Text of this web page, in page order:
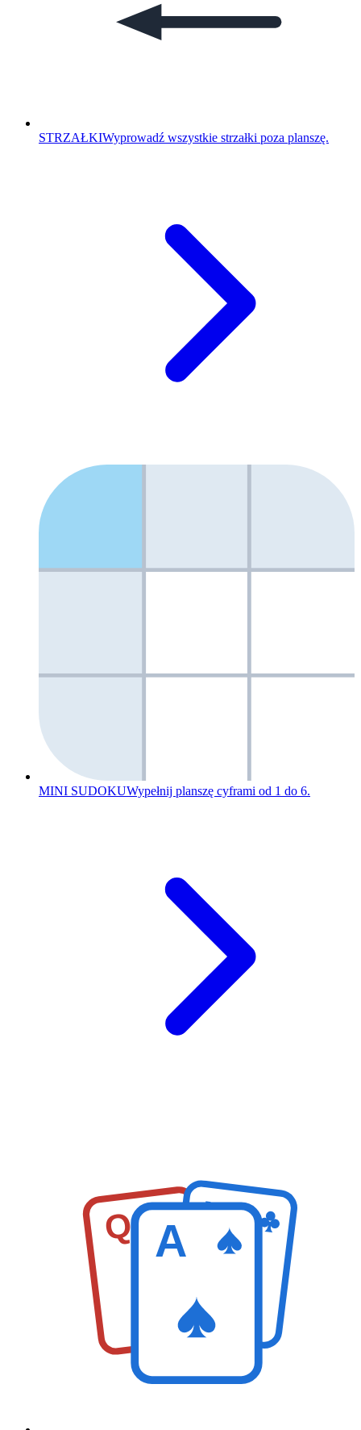
STRZAŁKIWyprowadź wszystkie strzałki poza planszę.
MINI SUDOKUWypełnij planszę cyframi od 1 do 6.
Q K
A